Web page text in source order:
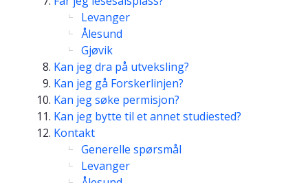
Levanger
Ålesund
Gjøvik
Kan jeg dra på utveksling?
Kan jeg gå Forskerlinjen?
Kan jeg søke permisjon?
Kan jeg bytte til et annet studiested?
Kontakt
Generelle spørsmål
Levanger